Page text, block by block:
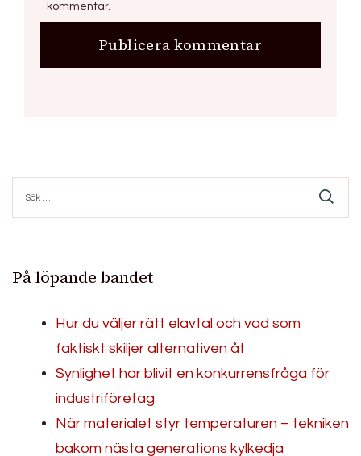
kommentar.
efter:
På löpande bandet
Hur du väljer rätt elavtal och vad som
faktiskt skiljer alternativen åt
Synlighet har blivit en konkurrensfråga för
industriföretag
När materialet styr temperaturen – tekniken
bakom nästa generations kylkedja